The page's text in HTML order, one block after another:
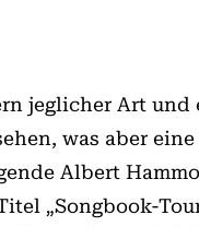
jeglicher Art und
was aber
Albert
„Songbook-